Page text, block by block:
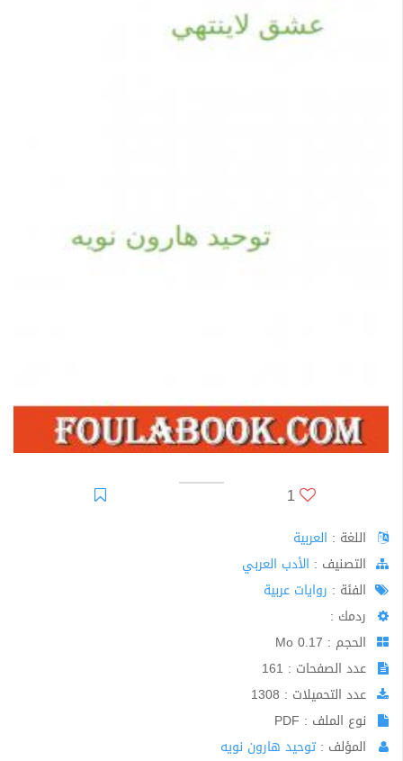
1
اللغة : العربية
اﻟﺘﺼﻨﻴﻒ : الأدب العربي
الفئة : روايات عربية
ردمك :
الحجم : 0.17 Mo
عدد الصفحات : 161
عدد التحميلات : 1308
نوع الملف : PDF
المؤلف : توحيد هارون نويه